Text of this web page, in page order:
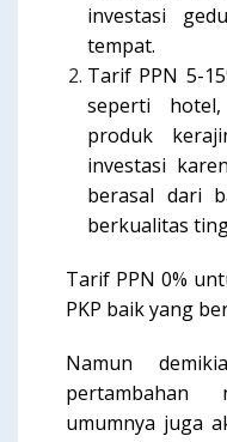
investasi
tempat.
Tarif PPN 5-
seperti
produk
investasi
berasal dari
berkualitas
Tarif PPN 0%
PKP baik yang
Namun
umumnya juga